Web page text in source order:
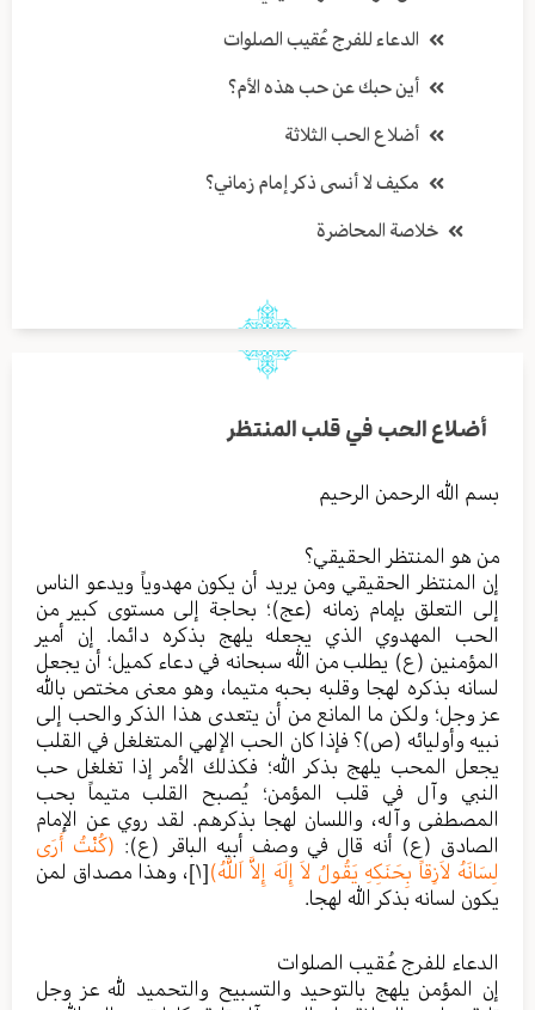
الدعاء للفرج عُقيب الصلوات
أين حبك عن حب هذه الأم؟
أضلاع الحب الثلاثة
مكيف لا أنسى ذكر إمام زماني؟
خلاصة المحاضرة
أضلاع الحب في قلب المنتظر
بسم الله الرحمن الرحيم
من هو المنتظر الحقيقي؟
إن المنتظر الحقيقي ومن يريد أن يكون مهدوياً ويدعو الناس
إلى التعلق بإمام زمانه (عج)؛ بحاجة إلى مستوى كبير من
الحب المهدوي الذي يجعله يلهج بذكره دائما. إن أمير
المؤمنين (ع) يطلب من الله سبحانه في دعاء كميل؛ أن يجعل
لسانه بذكره لهجا وقلبه بحبه متيما، وهو معنى مختص بالله
عز وجل؛ ولكن ما المانع من أن يتعدى هذا الذكر والحب إلى
نبيه وأوليائه (ص)؟ فإذا كان الحب الإلهي المتغلغل في القلب
يجعل المحب يلهج بذكر الله؛ فكذلك الأمر إذا تغلغل حب
النبي وآل في قلب المؤمن؛ يُصبح القلب متيماً بحب
المصطفى وآله، واللسان لهجا بذكرهم. لقد روي عن الإمام
الصادق (ع) أنه قال في وصف أبيه الباقر (ع): (كُنْتُ أَرَى
لِسَانَهُ لاَزِقاً بِحَنَكِهِ يَقُولُ لاَ إِلَهَ إِلاَّ اَللَّهُ)[١] ، وهذا مصداق لمن
يكون لسانه بذكر الله لهجا.
الدعاء للفرج عُقيب الصلوات
إن المؤمن يلهج بالتوحيد والتسبيح والتحميد لله عز وجل